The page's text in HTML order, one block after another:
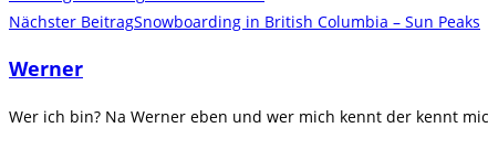
Artikel
ansehen
Nächster BeitragSnowboarding in British Columbia – Sun Peaks
Werner
Wer ich bin? Na Werner eben und wer mich kennt der kennt